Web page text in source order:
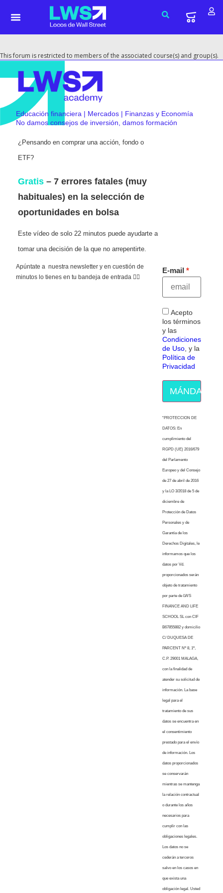
This forum is restricted to members of the associated course(s) and group(s).
Educación financiera | Mercados | Finanzas y Economía
No damos consejos de inversión, damos formación
¿Pensando en comprar una acción, fondo o
ETF?
Gratis – 7 errores fatales (muy
habituales) en la selección de
oportunidades en bolsa
Este vídeo de solo 22 minutos puede ayudarte a
tomar una decisión de la que no arrepentirte.
Apúntate a nuestra newsletter y en cuestión de
minutos lo tienes en tu bandeja de entrada 👇🏻
E-mail
Acepto
los términos
y las
Condiciones
de Uso, y la
Política de
Privacidad
MÁNDAME
“PROTECCION DE
DATOS: En
cumplimiento del
RGPD (UE) 2016/679
del Parlamento
Europeo y del Consejo
de 27 de abril de 2016
y la LO 3/2018 de 5 de
diciembre de
Protección de Datos
Personales y de
Garantía de los
Derechos Digitales, le
informamos que los
datos por Vd.
proporcionados serán
objeto de tratamiento
por parte de LWS
FINANCE AND LIFE
SCHOOL SL con CIF
B67855882 y domicilio
C/ DUQUESA DE
PARCENT Nº 8, 1º,
C.P. 29001 MALAGA,
con la finalidad de
atender su solicitud de
información. La base
legal para el
tratamiento de sus
datos se encuentra en
el consentimiento
prestado para el envío
de información. Los
datos proporcionados
se conservarán
mientras se mantenga
la relación contractual
o durante los años
necesarios para
cumplir con las
obligaciones legales.
Los datos no se
cederán a terceros
salvo en los casos en
que exista una
obligación legal. Usted